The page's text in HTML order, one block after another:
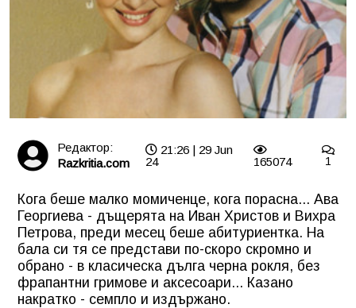
Редактор:
Razkritia.com
21:26 | 29 Jun
24
165074 1
Кога беше малко момиченце, кога порасна... Ава
Георгиева - дъщерята на Иван Христов и Вихра
Петрова, преди месец беше абитуриентка. На
бала си тя се представи по-скоро скромно и
обрано - в класическа дълга черна рокля, без
фрапантни гримове и аксесоари... Казано
накратко - семпло и издържано.